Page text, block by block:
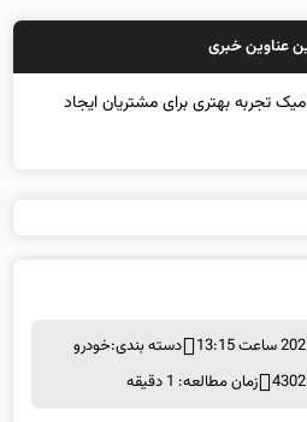
عناوین خبری
تجربه بهتری برای مشتریان ایجاد
دسته بندی:خودرو
زمان مطالعه: 1 دقیقه